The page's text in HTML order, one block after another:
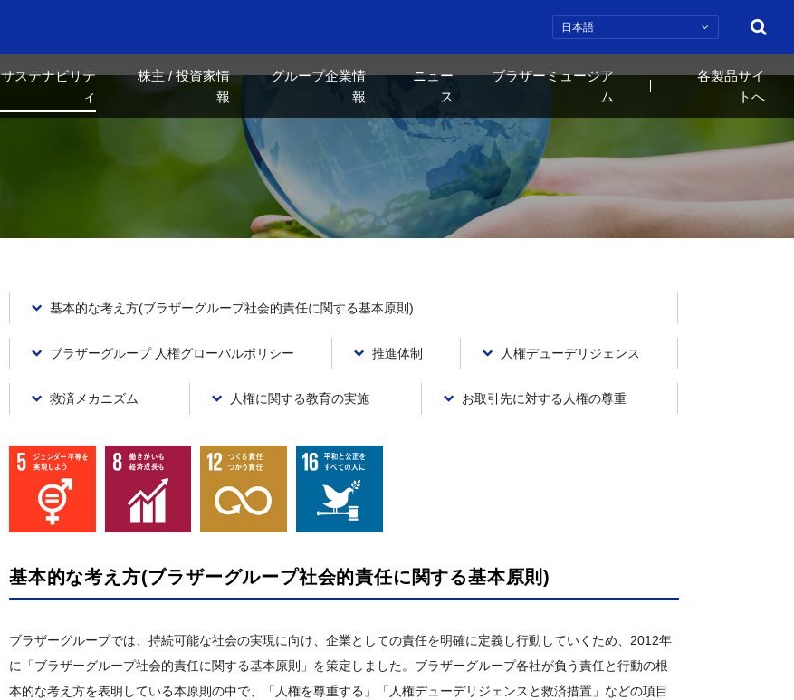
検索
サステナビリテ
ィ
株主 / 投資家情
報
グループ企業情
報
ニュー
ス
ブラザーミュージア
ム
各製品サイ
トへ
基本的な考え方(ブラザーグループ社会的責任に関する基本原則)
ブラザーグループ 人権グローバルポリシー 推進体制 人権デューデリジェンス
救済メカニズム 人権に関する教育の実施 お取引先に対する人権の尊重
基本的な考え方(ブラザーグループ社会的責任に関する基本原則)
ブラザーグループでは、持続可能な社会の実現に向け、企業としての責任を明確に定義し行動していくため、2012年
に「ブラザーグループ社会的責任に関する基本原則」を策定しました。ブラザーグループ各社が負う責任と行動の根
本的な考え方を表明している本原則の中で、「人権を尊重する」「人権デューデリジェンスと救済措置」などの項目